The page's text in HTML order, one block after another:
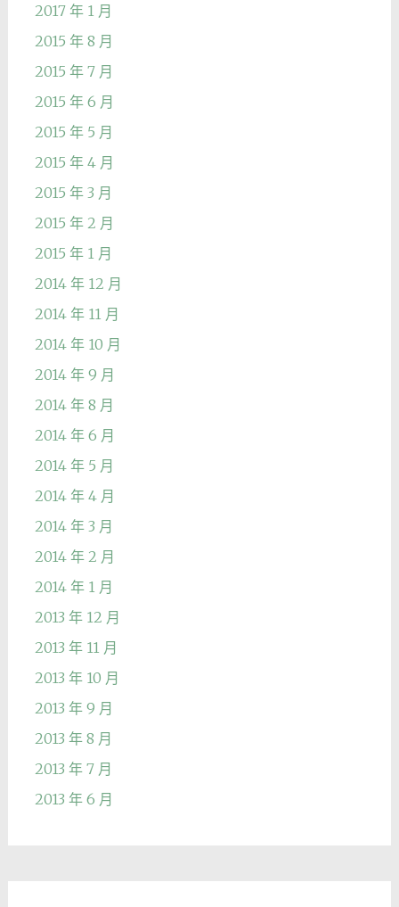
2017 年 1 月
2015 年 8 月
2015 年 7 月
2015 年 6 月
2015 年 5 月
2015 年 4 月
2015 年 3 月
2015 年 2 月
2015 年 1 月
2014 年 12 月
2014 年 11 月
2014 年 10 月
2014 年 9 月
2014 年 8 月
2014 年 6 月
2014 年 5 月
2014 年 4 月
2014 年 3 月
2014 年 2 月
2014 年 1 月
2013 年 12 月
2013 年 11 月
2013 年 10 月
2013 年 9 月
2013 年 8 月
2013 年 7 月
2013 年 6 月